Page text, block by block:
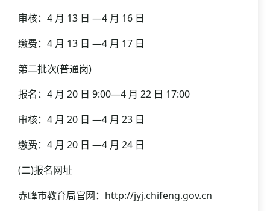
核：4 月 13 日 —4 月 16 日
费：4 月 13 日 —4 月 17 日
二批次(普通岗)
名：4 月 20 日 9:00—4 月 22 日 17:00
核：4 月 20 日 —4 月 23 日
费：4 月 20 日 —4 月 24 日
二)报名网址
峰市教育局官网：http://jyj.chifeng.gov.cn